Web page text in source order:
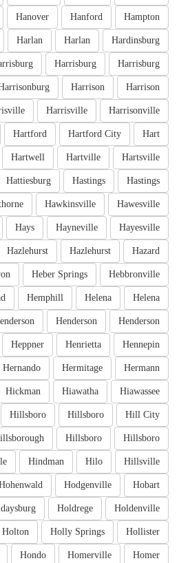
Hampton
Hanford
Hanover
Hardinsburg
Harlan
Harlan
Harrisburg
Harrisburg
Harrison
Harrison
Harrisonville
Harrisville
Hart
Hartford City
Hartford
Hartsville
Hartville
Hartwell
Hastings
Hastings
Hattiesburg
Hawesville
Hawkinsville
Hayesville
Hayneville
Hays
Hazard
Hazlehurst
Hazlehurst
Hebbronville
Heber Springs
Helena
Helena
Hemphill
Henderson
Henderson
Hennepin
Henrietta
Heppner
Hermann
Hermitage
Hernando
Hiawassee
Hiawatha
Hickman
Hill City
Hillsboro
Hillsboro
Hillsboro
Hillsboro
Hillsville
Hilo
Hindman
Hobart
Hodgenville
Holdenville
Holdrege
Hollister
Holly Springs
Holton
Homer
Homerville
Hondo